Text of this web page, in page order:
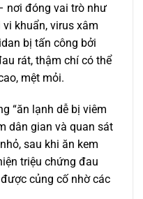
nơi đóng vai trò như
vi khuẩn, virus xâm
bị tấn công bởi
rát, thậm chí có thể
mệt mỏi.
“ăn lạnh dễ bị viêm
dân gian và quan sát
sau khi ăn kem
triệu chứng đau
củng cố nhờ các